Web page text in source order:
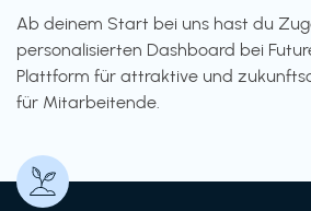
Ab deinem Start bei uns hast du
personalisierten Dashboard bei
Plattform für attraktive und
für Mitarbeitende.